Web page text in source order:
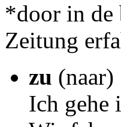
*door in de
Zeitung
zu (naar)
Ich gehe